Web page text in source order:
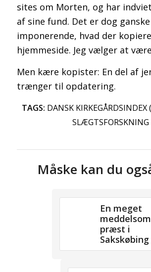
sites om Morten, og har
af sine fund. Det er dog ganske
imponerende, hvad der
hjemmeside. Jeg vælger at
Men kære kopister: En del af
trænger til opdatering.
TAGS: DANSK KIRKEGÅRDSINDEX
SLÆGTSFORSKNING
Måske kan du
En meget
meddelsom
præst i
Sakskøbing